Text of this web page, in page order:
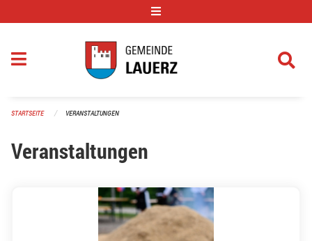
STARTSEITE VERANSTALTUNGEN
Veranstaltungen